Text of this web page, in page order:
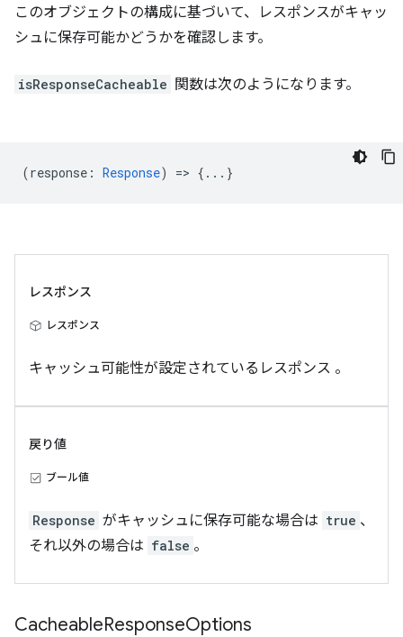
このオブジェクトの構成に基づいて、レスポンスがキャッ
シュに保存可能かどうかを確認します。
isResponseCacheable 関数は次のようになります。
(response : Response) => {...}
レスポンス
レスポンス
キャッシュ可能性が設定されているレスポンス 。
戻り値
ブール値
Response がキャッシュに保存可能な場合は true 、
それ以外の場合は false 。
CacheableResponseOptions